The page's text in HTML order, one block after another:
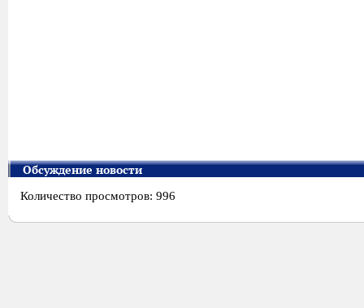
Обсуждение новости
Количество просмотров: 996